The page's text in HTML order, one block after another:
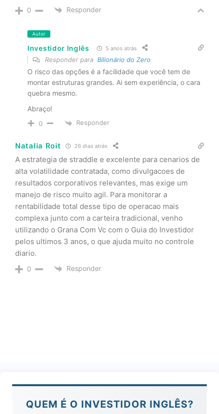
0 Responder
Autor
Investidor Inglês 5 anos atrás
Responder para Bilionário do Zero
O risco das opções é a facilidade que você tem de
montar estruturas grandes. Ai sem experiência, o cara
quebra mesmo.
Abraço!
0 Responder
Natalia Roit 26 dias atrás
A estrategia de straddle e excelente para cenarios de
alta volatilidade contratada, como divulgacoes de
resultados corporativos relevantes, mas exige um
manejo de risco muito agil. Para monitorar a
rentabilidade total desse tipo de operacao mais
complexa junto com a carteira tradicional, venho
utilizando o Grana Com Vc com o Guia do Investidor
pelos ultimos 3 anos, o que ajuda muito no controle
diario.
0 Responder
QUEM É O INVESTIDOR INGLÊS?